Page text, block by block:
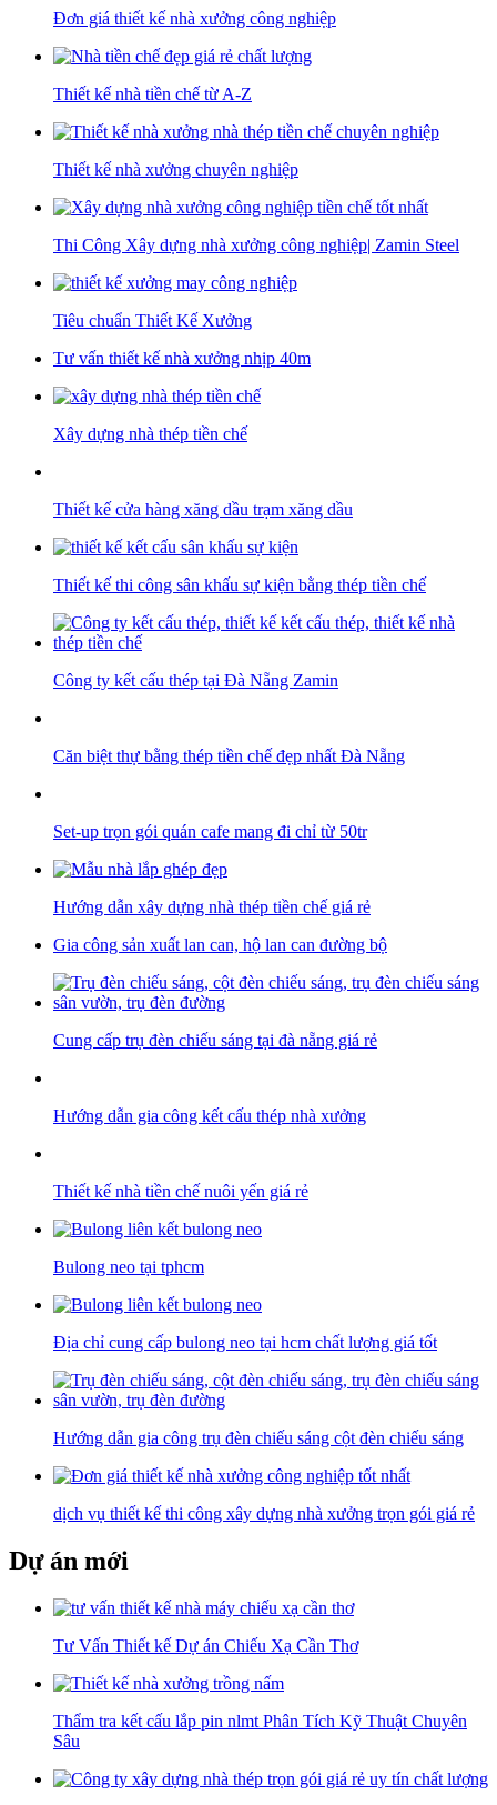
Đơn giá thiết kế nhà xưởng công nghiệp
Thiết kế nhà tiền chế từ A-Z
Thiết kế nhà xưởng chuyên nghiệp
Thi Công Xây dựng nhà xưởng công nghiệp| Zamin Steel
Tiêu chuẩn Thiết Kế Xưởng
Tư vấn thiết kế nhà xưởng nhịp 40m
Xây dựng nhà thép tiền chế
Thiết kế cửa hàng xăng dầu trạm xăng dầu
Thiết kế thi công sân khấu sự kiện bằng thép tiền chế
Công ty kết cấu thép tại Đà Nẵng Zamin
Căn biệt thự bằng thép tiền chế đẹp nhất Đà Nẵng
Set-up trọn gói quán cafe mang đi chỉ từ 50tr
Hướng dẫn xây dựng nhà thép tiền chế giá rẻ
Gia công sản xuất lan can, hộ lan can đường bộ
Cung cấp trụ đèn chiếu sáng tại đà nẵng giá rẻ
Hướng dẫn gia công kết cấu thép nhà xưởng
Thiết kế nhà tiền chế nuôi yến giá rẻ
Bulong neo tại tphcm
Địa chỉ cung cấp bulong neo tại hcm chất lượng giá tốt
Hướng dẫn gia công trụ đèn chiếu sáng cột đèn chiếu sáng
dịch vụ thiết kế thi công xây dựng nhà xưởng trọn gói giá rẻ
Dự án mới
Tư Vấn Thiết kế Dự án Chiếu Xạ Cần Thơ
Thẩm tra kết cấu lắp pin nlmt Phân Tích Kỹ Thuật Chuyên
Sâu